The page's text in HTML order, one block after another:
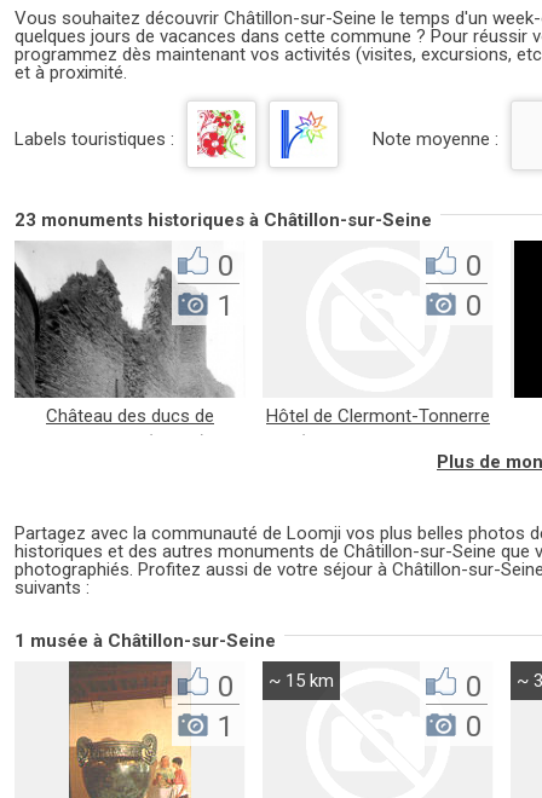
Vous souhaitez découvrir Châtillon-sur-Seine le temps d'un
quelques jours de vacances dans cette commune ? Pour réussir
programmez dès maintenant vos activités (visites, excursions,
et à proximité.
Labels touristiques : Note moyenne :
23 monuments historiques à Châtillon-sur-Seine
Château des ducs de
Bourgogne (ruines)
0
1
Hôtel de Clermont-Tonnerre
(ancienne chapelle...
0
0
Plus de
Partagez avec la communauté de Loomji vos plus belles photos
historiques et des autres monuments de Châtillon-sur-Seine que
photographiés. Profitez aussi de votre séjour à Châtillon-sur-
suivants :
1 musée à Châtillon-sur-Seine
0
1
~ 15 km
0
0
~